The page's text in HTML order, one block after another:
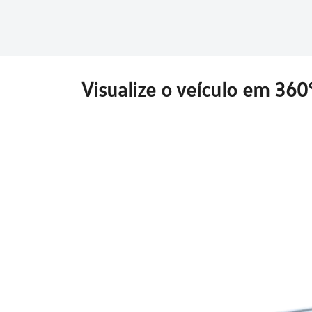
Visualize o veículo em